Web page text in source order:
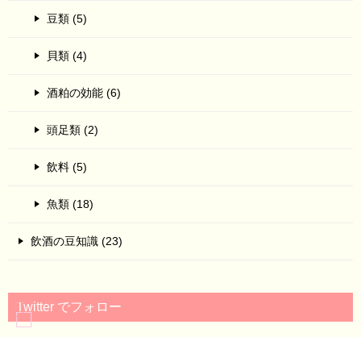
豆類 (5)
貝類 (4)
酒粕の効能 (6)
頭足類 (2)
飲料 (5)
魚類 (18)
飲酒の豆知識 (23)
Twitter でフォロー